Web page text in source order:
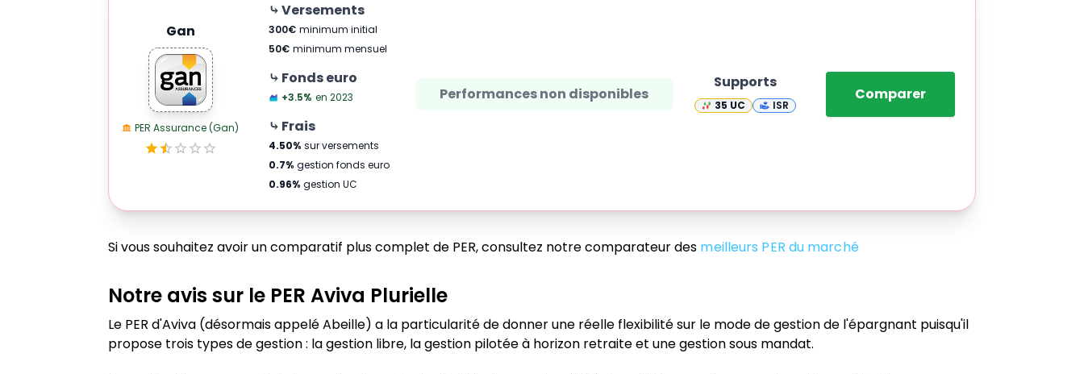
Gan
PER Assurance (Gan)
⤷ Versements
300€ minimum initial
50€ minimum mensuel
⤷ Fonds euro
+3.5% en 2023
⤷ Frais
4.50% sur versements
0.7% gestion fonds euro
0.96% gestion UC
Performances non disponibles
Supports
35 UC ISR
Comparer
Si vous souhaitez avoir un comparatif plus complet de PER, consultez notre comparateur des meilleurs PER du marché
Notre avis sur le PERAviva Plurielle
Le PER d'Aviva (désormais appelé Abeille) a la particularité de donner une réelle flexibilité sur le mode de gestion de l'épargnant puisqu'il
propose trois types de gestion : la gestion libre, la gestion pilotée à horizon retraite et une gestion sous mandat.